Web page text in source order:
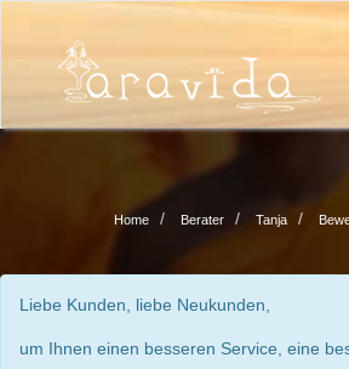
Home Berater Tanja
Liebe Kunden, liebe Neukunden,
um Ihnen einen besseren Service, eine